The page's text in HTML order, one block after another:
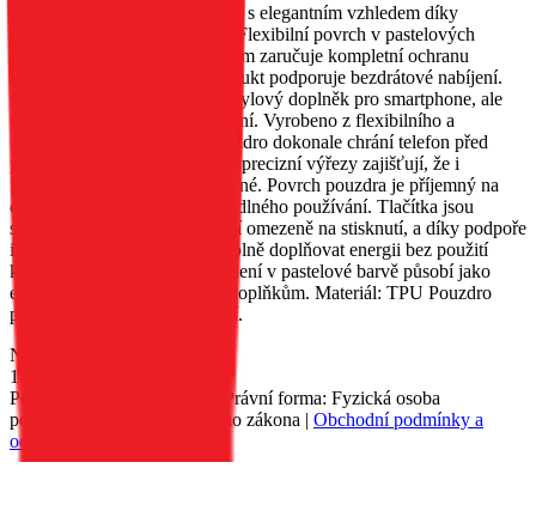
Udržte svůj telefon v bezpečí a s elegantním vzhledem díky
tenkému pouzdru Roar Luna. Flexibilní povrch v pastelových
barvách a s matným provedením zaručuje kompletní ochranu
zařízení proti poškrábání. Produkt podporuje bezdrátové nabíjení.
Pouzdro Roar Luna není jen stylový doplněk pro smartphone, ale
také komplexní ochrana zařízení. Vyrobeno z flexibilního a
odolného materiálu TPU, pouzdro dokonale chrání telefon před
poškozením nebo škrábanci, a precizní výřezy zajišťují, že i
fotoaparáty zůstanou neporušené. Povrch pouzdra je příjemný na
dotek, což se promítá do pohodlného používání. Tlačítka jsou
snadno ovladatelná a nereagují omezeně na stisknutí, a díky podpoře
indukčního nabíjení můžete volně doplňovat energii bez použití
kabelů. Stylové, matné provedení v pastelové barvě působí jako
estetický doplněk k ostatním doplňkům. Materiál: TPU Pouzdro
podporuje bezdrátové nabíjení.
Nedostupné
139 Kč
Petr Matyáš, IČ: 00705331, Právní forma: Fyzická osoba
podnikající dle živnostenského zákona | Obchodní podmínky a
ochrana osobních údajů